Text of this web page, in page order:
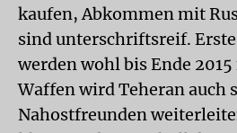
kaufen, Abkommen mit
sind unterschriftsreif.
werden wohl bis Ende
Waffen wird Teheran auch
Nahostfreunden